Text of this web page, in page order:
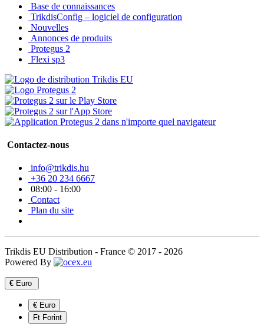
Base de connaissances
TrikdisConfig – logiciel de configuration
Nouvelles
Annonces de produits
Protegus 2
Flexi sp3
Contactez-nous
info@trikdis.hu
+36 20 234 6667
08:00 - 16:00
Contact
Plan du site
Trikdis EU Distribution - France © 2017 - 2026
Powered By
€ Euro
€ Euro
Ft Forint